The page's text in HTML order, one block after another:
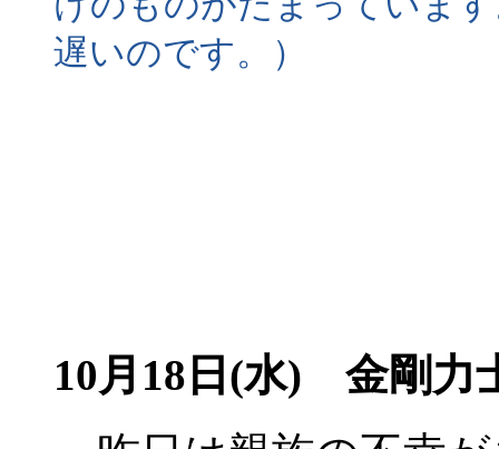
遅いのです。）
10月18日(水) 金剛力